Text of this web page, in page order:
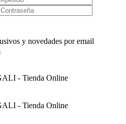
y novedades por email